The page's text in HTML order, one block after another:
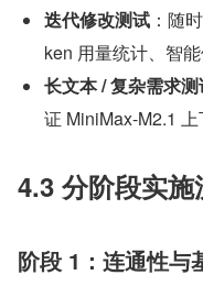
迭代修改测试 ：随
ken 用量统计、智能
长文本 / 复杂需求
证 MiniMax-M2.1
4.3 分阶段实施
阶段 1：连通性与